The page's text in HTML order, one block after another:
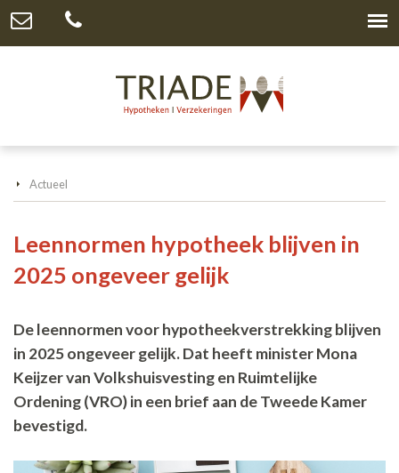
Actueel
Leennormen hypotheek blijven in
2025 ongeveer gelijk
De leennormen voor hypotheekverstrekking blijven
in 2025 ongeveer gelijk. Dat heeft minister Mona
Keijzer van Volkshuisvesting en Ruimtelijke
Ordening (VRO) in een brief aan de Tweede Kamer
bevestigd.